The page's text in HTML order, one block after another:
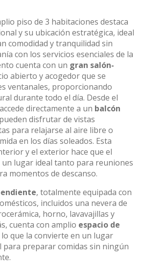
piso de 3 habitaciones destaca
y su ubicación estratégica, ideal
comodidad y tranquilidad sin
con los servicios esenciales de la
cuenta con un gran salón-
abierto y acogedor que se
ventanales, proporcionando
durante todo el día. Desde el
directamente a un balcón
disfrutar de vistas
para relajarse al aire libre o
en los días soleados. Esta
y el exterior hace que el
lugar ideal tanto para reuniones
momentos de descanso.
, totalmente equipada con
incluidos una nevera de
horno, lavavajillas y
cuenta con amplio espacio de
lo que la convierte en un lugar
para preparar comidas sin ningún